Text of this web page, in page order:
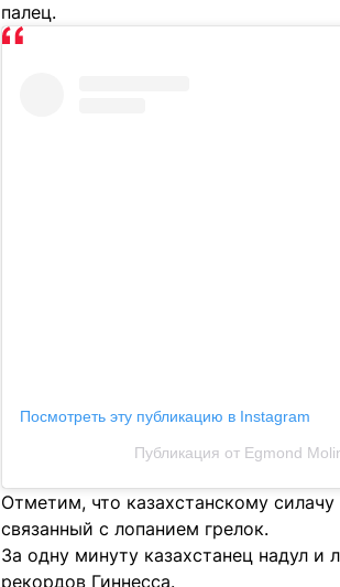
палец.
Посмотреть эту публикацию в Instagram
Публикация от Egmond
Отметим, что казахстанскому
связанный с лопанием грелок.
За одну минуту казахстанец надул и
рекордов Гиннесса.